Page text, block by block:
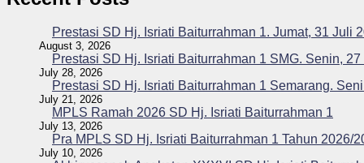
Prestasi SD Hj. Isriati Baiturrahman 1. Jumat, 31 Juli
August 3, 2026
Prestasi SD Hj. Isriati Baiturrahman 1 SMG. Senin,
July 28, 2026
Prestasi SD Hj. Isriati Baiturrahman 1 Semarang.
July 21, 2026
MPLS Ramah 2026 SD Hj. Isriati Baiturrahman 1
July 13, 2026
Pra MPLS SD Hj. Isriati Baiturrahman 1 Tahun 2026/
July 10, 2026